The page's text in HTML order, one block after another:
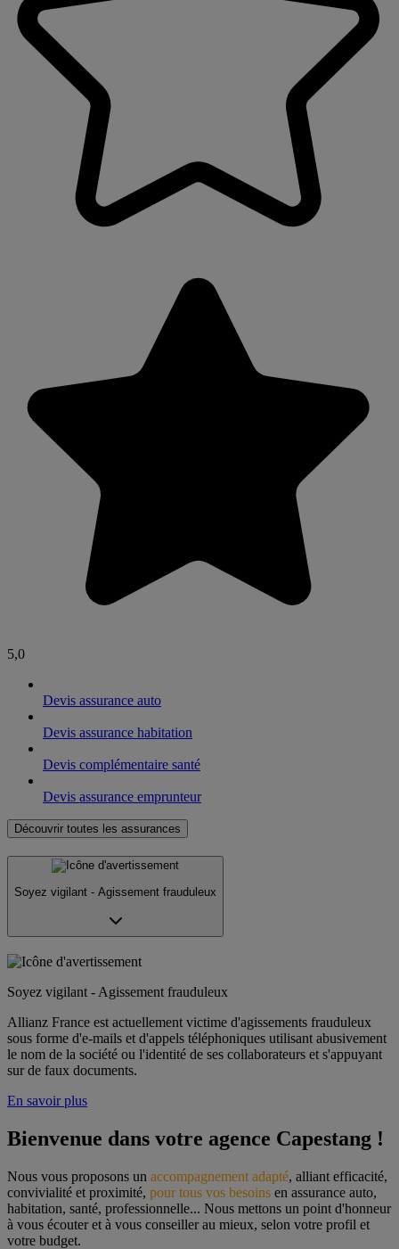
5,0
Devis assurance auto
Devis assurance habitation
Devis complémentaire santé
Devis assurance emprunteur
Découvrir toutes les assurances
Soyez vigilant - Agissement frauduleux
Soyez vigilant - Agissement frauduleux
Allianz France est actuellement victime d'agissements frauduleux
sous forme d'e-mails et d'appels téléphoniques utilisant abusivement
le nom de la société ou l'identité de ses collaborateurs et s'appuyant
sur de faux documents.
En savoir plus
Bienvenue dans votre agence Capestang !
Nous vous proposons un accompagnement adapté, alliant efficacité,
convivialité et proximité, pour tous vos besoins en assurance auto,
habitation, santé, professionnelle... Nous mettons un point d'honneur
à vous écouter et à vous conseiller au mieux, selon votre profil et
votre budget.